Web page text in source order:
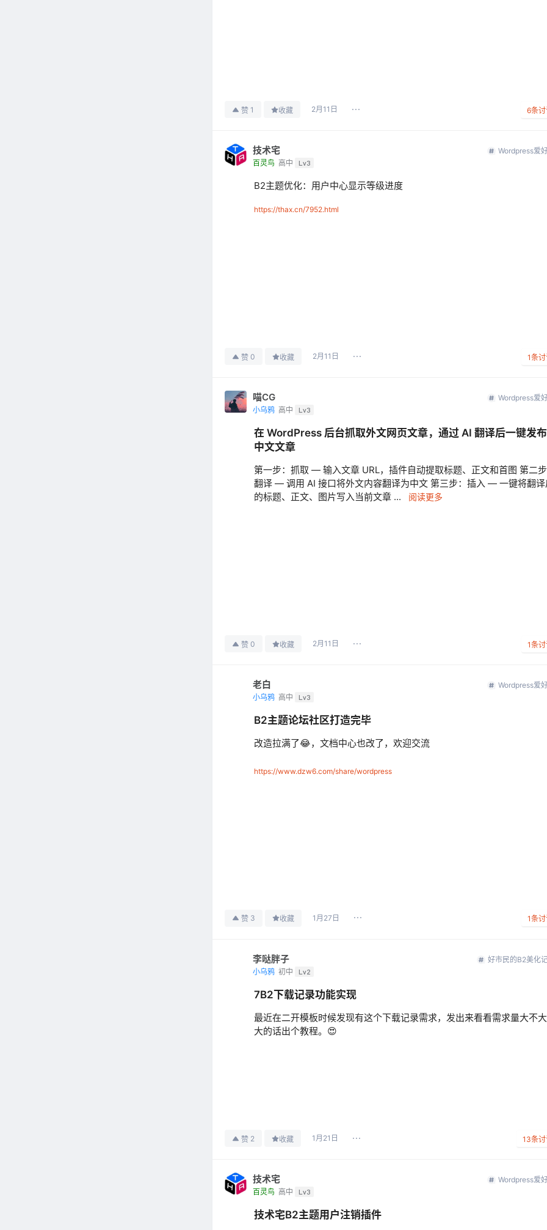
赞 1 收藏 2月11日 6条
技术宅
百灵鸟 高中 Lv3
Wordpress爱
B2主题优化：用户中心显示等级进度
https://thax.cn/7952.html
赞 0 收藏 2月11日 1条
喵CG
小乌鸦 高中 Lv3
Wordpress爱
在 WordPress 后台抓取外文网页文章，通过 AI 翻译后一键发
中文文章
第一步：抓取 — 输入文章 URL，插件自动提取标题、正文和首图 第二
翻译 — 调用 AI 接口将外文内容翻译为中文 第三步：插入 — 一键将翻译
的标题、正文、图片写入当前文章 ...
阅读更多
赞 0 收藏 2月11日 1条
老白
小乌鸦 高中 Lv3
Wordpress爱
B2主题论坛社区打造完毕
改造拉满了😂，文档中心也改了，欢迎交流
https://www.dzw6.com/share/wordpress
赞 3 收藏 1月27日 1条
李哒胖子
小乌鸦 初中 Lv2
好市民的B2美化
7B2下载记录功能实现
最近在二开模板时候发现有这个下载记录需求，发出来看看需求量大不
大的话出个教程。😍
赞 2 收藏 1月21日 13条
技术宅
百灵鸟 高中 Lv3
Wordpress爱
技术宅B2主题用户注销插件